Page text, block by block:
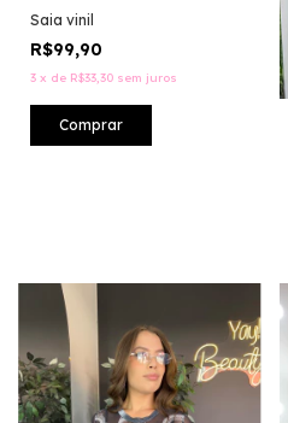
Saia vinil
R$99,90
3 x de R$33,30 sem juros
Comprar